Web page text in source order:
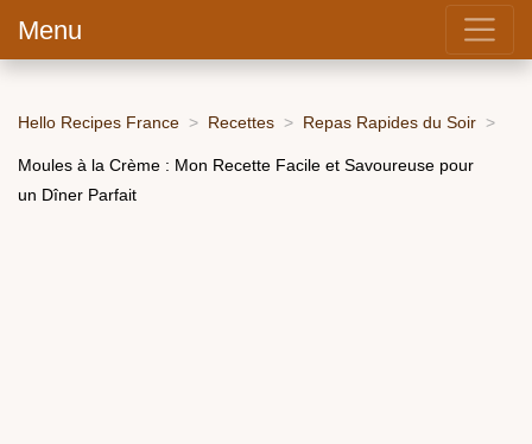
Menu
Hello Recipes France Recettes Repas Rapides du Soir
Moules à la Crème : Mon Recette Facile et Savoureuse pour
un Dîner Parfait